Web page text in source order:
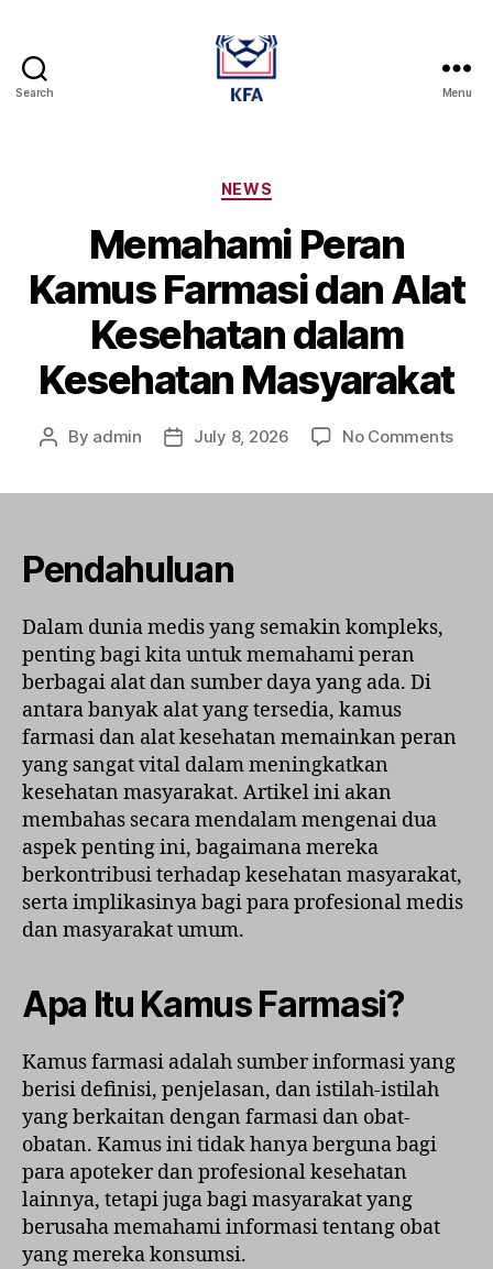
Search
Alat
Kesehatan
Menu
Categories
NEWS
Memahami Peran
Kamus Farmasi dan Alat
Kesehatan dalam
Kesehatan Masyarakat
Post
By admin
PostJuly 8, 2026 No Commentson
Pendahuluan
Dalam dunia medis yang semakin kompleks,
penting bagi kita untuk memahami peran
berbagai alat dan sumber daya yang ada. Di
antara banyak alat yang tersedia, kamus
farmasi dan alat kesehatan memainkan peran
yang sangat vital dalam meningkatkan
kesehatan masyarakat. Artikel ini akan
membahas secara mendalam mengenai dua
aspek penting ini, bagaimana mereka
berkontribusi terhadap kesehatan masyarakat,
serta implikasinya bagi para profesional medis
dan masyarakat umum.
Apa Itu Kamus Farmasi?
Kamus farmasi adalah sumber informasi yang
berisi definisi, penjelasan, dan istilah-istilah
yang berkaitan dengan farmasi dan obat-
obatan. Kamus ini tidak hanya berguna bagi
para apoteker dan profesional kesehatan
lainnya, tetapi juga bagi masyarakat yang
berusaha memahami informasi tentang obat
yang mereka konsumsi.